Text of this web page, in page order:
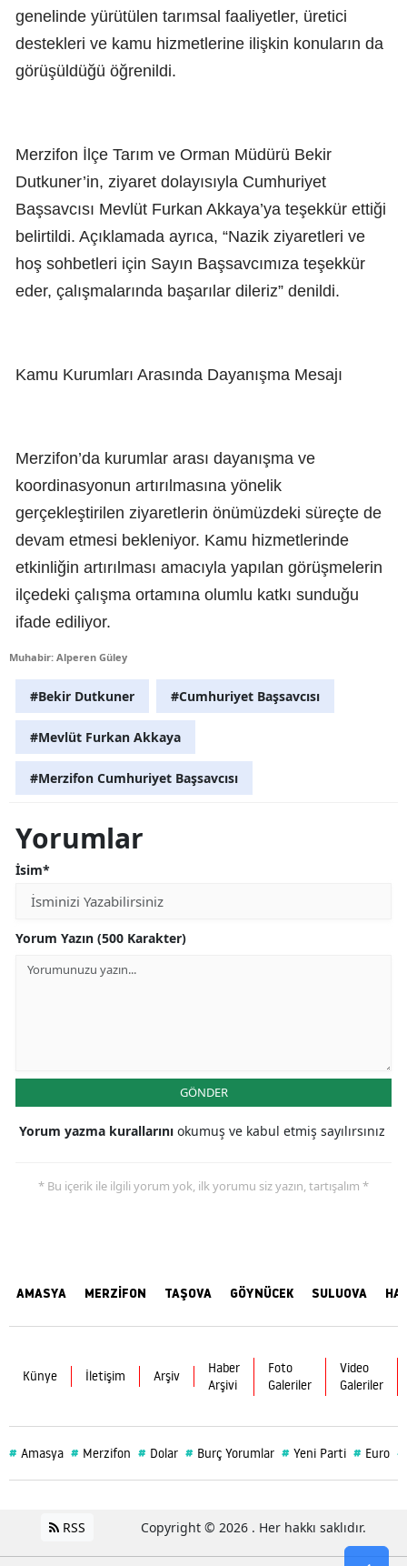
genelinde yürütülen tarımsal faaliyetler, üretici
destekleri ve kamu hizmetlerine ilişkin konuların da
görüşüldüğü öğrenildi.
Merzifon İlçe Tarım ve Orman Müdürü Bekir
Dutkuner’in, ziyaret dolayısıyla Cumhuriyet
Başsavcısı Mevlüt Furkan Akkaya’ya teşekkür ettiği
belirtildi. Açıklamada ayrıca, “Nazik ziyaretleri ve
hoş sohbetleri için Sayın Başsavcımıza teşekkür
eder, çalışmalarında başarılar dileriz” denildi.
Kamu Kurumları Arasında Dayanışma Mesajı
Merzifon’da kurumlar arası dayanışma ve
koordinasyonun artırılmasına yönelik
gerçekleştirilen ziyaretlerin önümüzdeki süreçte de
devam etmesi bekleniyor. Kamu hizmetlerinde
etkinliğin artırılması amacıyla yapılan görüşmelerin
ilçedeki çalışma ortamına olumlu katkı sunduğu
ifade ediliyor.
Muhabir: Alperen Güley
#Bekir Dutkuner #Cumhuriyet Başsavcısı
#Mevlüt Furkan Akkaya
#Merzifon Cumhuriyet Başsavcısı
Yorumlar
İsim*
Yorum Yazın (500 Karakter)
GÖNDER
Yorum yazma kurallarını okumuş ve kabul etmiş sayılırsınız
* Bu içerik ile ilgili yorum yok, ilk yorumu siz yazın, tartışalım *
AMASYA MERZİFON TAŞOVA GÖYNÜCEK SULUOVA
Künye İletişim Arşiv
Haber
Arşivi
Foto
Galeriler
Video
Galeriler
# Amasya # Merzifon # Dolar # Burç Yorumlar # Yeni Parti # Euro #
RSS Copyright © 2026 . Her hakkı saklıdır.